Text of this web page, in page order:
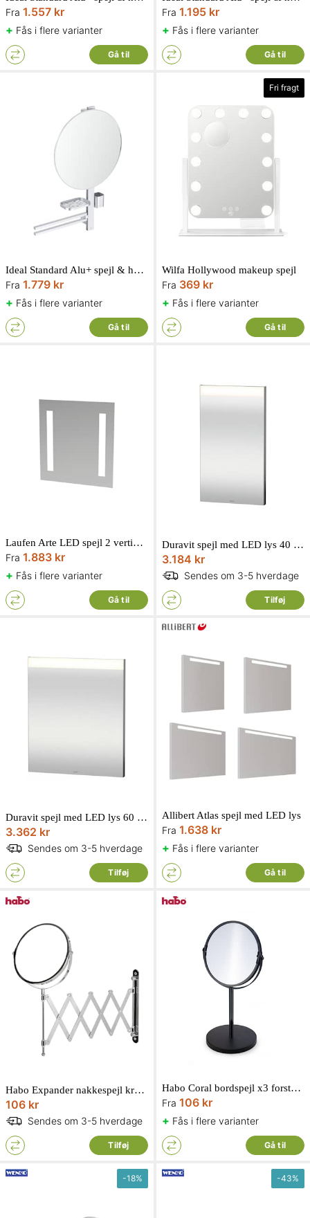
Fra 1.557 kr
+ Fås i flere varianter
Gå til
Fra 1.195 kr
+ Fås i flere varianter
Gå til
Ideal Standard Alu+ spejl & hylde system large
Fra 1.779 kr
+ Fås i flere varianter
Gå til
Fri fragt
Wilfa Hollywood makeup spejl
Fra 369 kr
+ Fås i flere varianter
Gå til
Laufen Arte LED spejl 2 vertikale lysfelter IP44
Fra 1.883 kr
+ Fås i flere varianter
Gå til
Duravit spejl med LED lys 40 x 70 cm
3.184 kr
Sendes om 3-5 hverdage
Tilføj
Duravit spejl med LED lys 60 x 70 cm
3.362 kr
Sendes om 3-5 hverdage
Tilføj
Allibert Atlas spejl med LED lys
Fra 1.638 kr
+ Fås i flere varianter
Gå til
Habo Expander nakkespejl krom x3 forstørrelse
106 kr
Sendes om 3-5 hverdage
Tilføj
Habo Coral bordspejl x3 forstørrelse
Fra 106 kr
+ Fås i flere varianter
Gå til
-18% -43%